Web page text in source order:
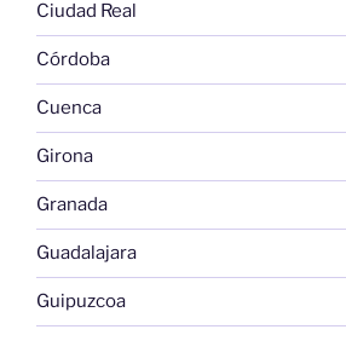
Ciudad Real
Córdoba
Cuenca
Girona
Granada
Guadalajara
Guipuzcoa